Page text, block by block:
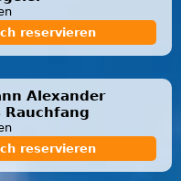
reservieren
Alexander
Rauchfang
reservieren